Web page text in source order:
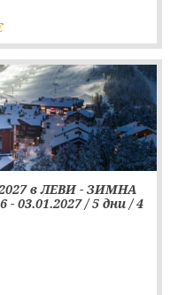
в ЛЕВИ - ЗИМНА
03.01.2027 / 5 дни / 4